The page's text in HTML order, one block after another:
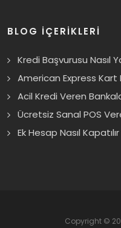
BLOG İÇERİKLERİ
Kredi Başvurusu Nasıl
American Express Kart
Acil Kredi Veren
Ücretsiz Sanal POS
Ek Hesap Nasıl Kapatılır
Copyright ©